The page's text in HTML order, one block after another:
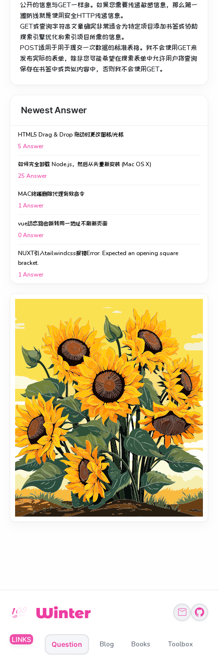
公开的信息与GET一样多。 如果您需要传递敏感信息，那么第一
道防线就是使用安全HTTP传递信息。
GET或查询字符串文章确实非常适合为特定项目添加书签或协助
搜索引擎优化和索引项目所需的信息。
POST适用于用于提交一次数据的标准表格。 我不会使用GET来
发布实际的表单，除非您可能希望在搜索表单中允许用户将查询
保存在书签中或类似内容中，否则我不会使用GET。
Newest Answer
HTML5 Drag & Drop 拖动时更改图标/光标
5 Answer
如何完全卸载 Node.js，然后从头重新安装 (Mac OS X)
25 Answer
MAC终端删除代理有效命令
1Answer
vue动态路由跳转同一地址不刷新页面
0Answer
NUXT引入tailwindcss报错Error: Expected an opening square
bracket.
1Answer
LINKS
Question Blog Books Toolbox